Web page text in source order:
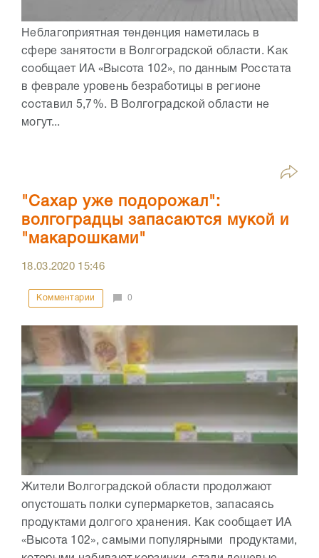
Неблагоприятная тенденция наметилась в
сфере занятости в Волгоградской области. Как
сообщает ИА «Высота 102», по данным Росстата
в феврале уровень безработицы в регионе
составил 5,7%. В Волгоградской области не
могут...
"Сахар уже подорожал":
волгоградцы запасаются мукой и
"макарошками"
18.03.2020 15:46
Комментарии 0
Жители Волгоградской области продолжают
опустошать полки супермаркетов, запасаясь
продуктами долгого хранения. Как сообщает ИА
«Высота 102», самыми популярными продуктами,